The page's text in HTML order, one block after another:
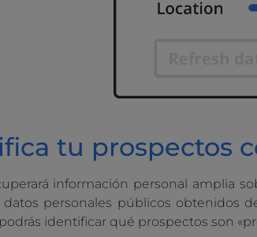
tu prospectos
información personal amplia
personales públicos obtenidos
identificar qué prospectos son